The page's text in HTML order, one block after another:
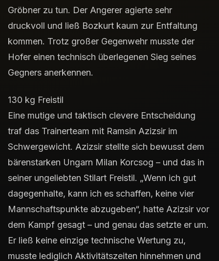
Gröbner zu tun. Der Angerer agierte sehr
druckvoll und ließ Bozkurt kaum zur Entfaltung
kommen. Trotz großer Gegenwehr musste der
Hofer einen technisch überlegenen Sieg seines
Gegners anerkennen.
130 kg Freistil
Eine mutige und taktisch clevere Entscheidung
traf das Trainerteam mit Ramsin Azizsir im
Schwergewicht. Azizsir stellte sich bewusst dem
bärenstarken Ungarn Milan Korcsog – und das in
seiner ungeliebten Stilart Freistil. „Wenn ich gut
dagegenhalte, kann ich es schaffen, keine vier
Mannschaftspunkte abzugeben“, hatte Azizsir vor
dem Kampf gesagt – und genau das setzte er um.
Er ließ keine einzige technische Wertung zu,
musste lediglich Aktivitätszeiten hinnehmen und